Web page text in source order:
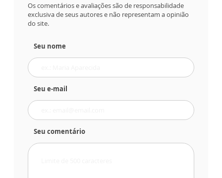
Os comentários e avaliações são de responsabilidade
exclusiva de seus autores e não representam a opinião
do site.
Seu nome
Seu e-mail
Seu comentário